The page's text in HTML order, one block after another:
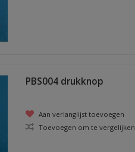
PBS004 drukknop
Aan verlanglijst toevoegen
Toevoegen om te vergelijken